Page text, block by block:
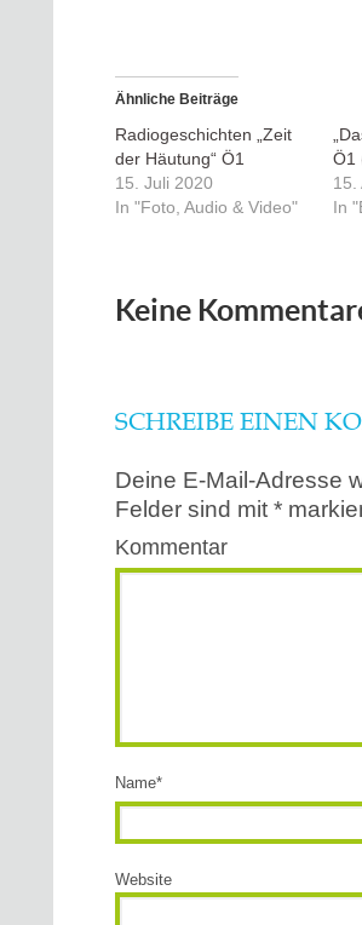
Ähnliche Beiträge
Radiogeschichten „Zeit
der Häutung“ Ö1
15. Juli 2020
In "Foto, Audio & Video"
Ö1
15.
In
Keine
SCHREIBE EINEN
Deine E-Mail-Adresse
Felder sind mit *
Kommentar
Name*
Website